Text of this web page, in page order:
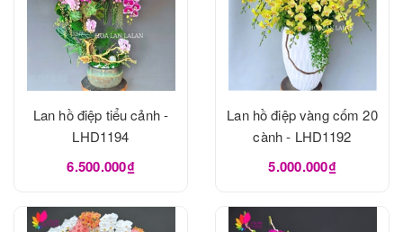
Lan hồ điệp tiểu cảnh -
LHD1194
6.500.000₫
Lan hồ điệp vàng cốm 20
cành - LHD1192
5.000.000₫